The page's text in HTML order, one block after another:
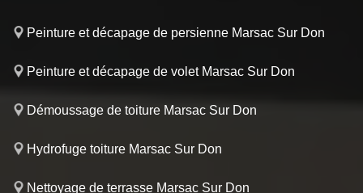
Peinture et décapage de persienne Marsac Sur Don
Peinture et décapage de volet Marsac Sur Don
Démoussage de toiture Marsac Sur Don
Hydrofuge toiture Marsac Sur Don
Nettoyage de terrasse Marsac Sur Don